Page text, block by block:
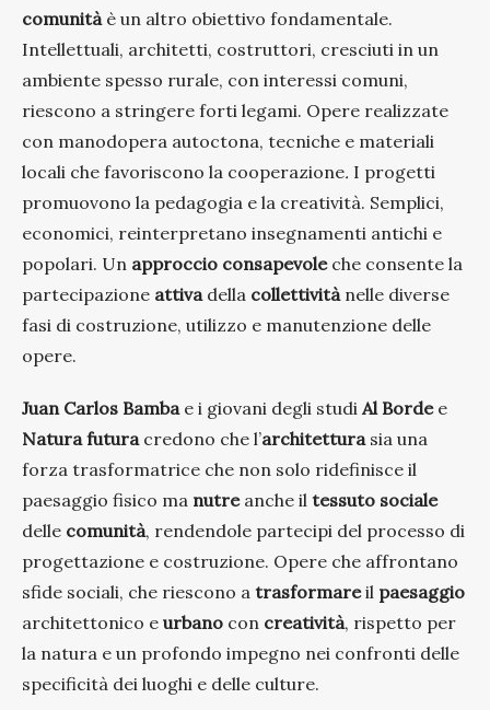
comunità è un altro obiettivo fondamentale.
Intellettuali, architetti, costruttori, cresciuti in un
ambiente spesso rurale, con interessi comuni,
riescono a stringere forti legami. Opere realizzate
con manodopera autoctona, tecniche e materiali
locali che favoriscono la cooperazione. I progetti
promuovono la pedagogia e la creatività. Semplici,
economici, reinterpretano insegnamenti antichi e
popolari. Un approccio consapevoleche consente la
partecipazione attiva della collettività nelle diverse
fasi di costruzione, utilizzo e manutenzione delle
opere.
Juan Carlos Bamba e i giovani degli studi Al Bordee
Natura futura credono che l’architettura sia una
forza trasformatrice che non solo ridefinisce il
paesaggio fisico ma nutreanche il tessuto sociale
delle comunità, rendendole partecipi del processo di
progettazione e costruzione. Opere che affrontano
sfide sociali, che riescono a trasformareil paesaggio
architettonico e urbano con creatività, rispetto per
la natura e un profondo impegno nei confronti delle
specificità dei luoghi e delle culture.